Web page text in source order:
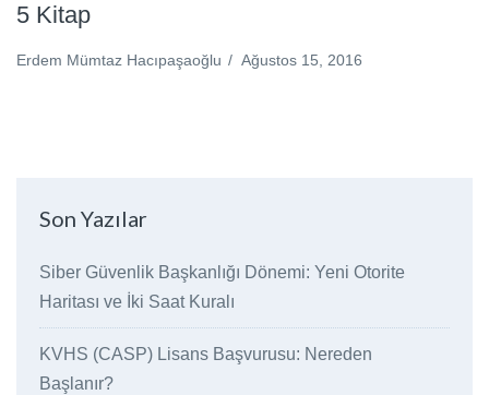
5 Kitap
Erdem Mümtaz Hacıpaşaoğlu / Ağustos 15, 2016
Son Yazılar
Siber Güvenlik Başkanlığı Dönemi: Yeni Otorite
Haritası ve İki Saat Kuralı
KVHS (CASP) Lisans Başvurusu: Nereden
Başlanır?